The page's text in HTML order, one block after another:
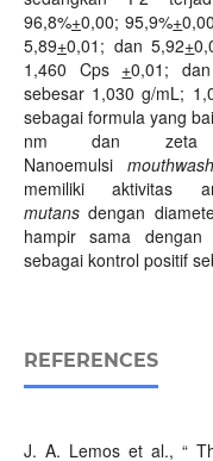
96,8%+0,00; 95,9%+
5,89+0,01; dan 5,92+
1,460 Cps +0,01;
sebesar 1,030 g/mL;
sebagai formula yang
nm dan zeta
Nanoemulsi
memiliki aktivitas
mutansdengan
hampir sama dengan
sebagai kontrol positif
REFERENCES
J. A. Lemos et al., “